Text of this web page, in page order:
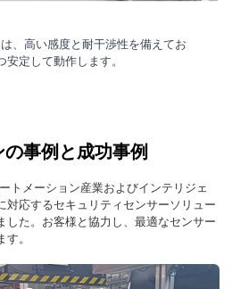
、高い感度と耐干渉性を備えてお
定して動作します。
事例と成功事例
トメーション産業およびインテリジェ
対応するセキュリティセンサーソリュー
した。お客様と協力し、最適なセンサー
。